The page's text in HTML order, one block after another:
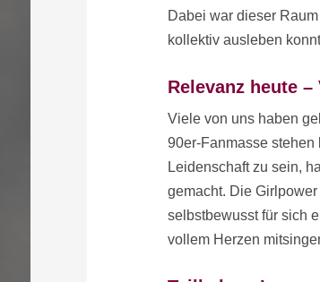
Dabei war dieser
kollektiv ausleben
Relevanz heute
Viele von uns haben
90er-Fanmasse stehen
Leidenschaft zu sein,
gemacht. Die
selbstbewusst für sich
vollem Herzen